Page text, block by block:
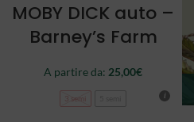
MOBY DICK auto –
Barney’s Farm
A partire da: 25,00€
3 semi